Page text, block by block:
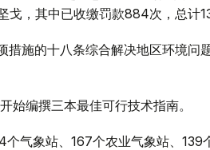
，其中已收缴罚款884次，总计
施的十八条综合解决地区环境问
始编撰三本最佳可行技术指南。
气象站、167个农业气象站、139